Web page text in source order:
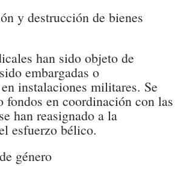
y destrucción de bienes
han sido objeto de
embargadas o
instalaciones militares. Se
fondos en coordinación con las
han reasignado a la
esfuerzo bélico.
género